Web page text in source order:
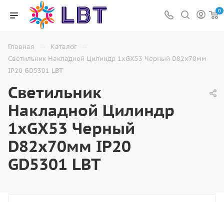
0
Главная — Каталог —
Светильник Накладной Цилиндр 1хGX53 Черный D82х70мм
IP20 GD5301 LBT
Светильник
Накладной Цилиндр
1хGX53 Черный
D82х70мм IP20
GD5301 LBT